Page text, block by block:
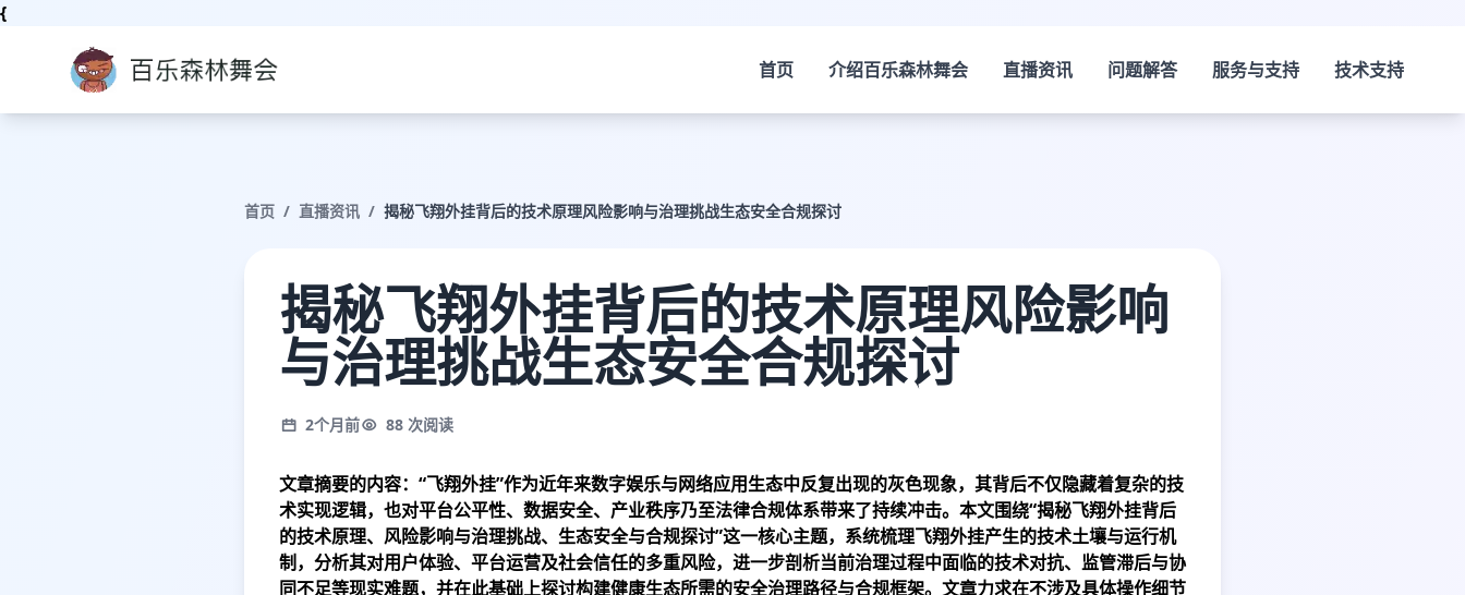
{
首页 介绍百乐森林舞会 直播资讯 问题解答 服务与支持 技术支持
首页 / 直播资讯 / 揭秘飞翔外挂背后的技术原理风险影响与治理挑战生态安全合规探讨
揭秘飞翔外挂背后的技术原理风险影响
与治理挑战生态安全合规探讨
2个月前 88 次阅读
文章摘要的内容：“飞翔外挂”作为近年来数字娱乐与网络应用生态中反复出现的灰色现象，其背后不仅隐藏着复杂的技
术实现逻辑，也对平台公平性、数据安全、产业秩序乃至法律合规体系带来了持续冲击。本文围绕“揭秘飞翔外挂背后
的技术原理、风险影响与治理挑战、生态安全与合规探讨”这一核心主题，系统梳理飞翔外挂产生的技术土壤与运行机
制，分析其对用户体验、平台运营及社会信任的多重风险，进一步剖析当前治理过程中面临的技术对抗、监管滞后与协
同不足等现实难题，并在此基础上探讨构建健康生态所需的安全治理路径与合规框架。文章力求在不涉及具体操作细节